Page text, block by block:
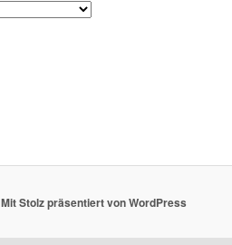
Mit Stolz präsentiert von WordPress